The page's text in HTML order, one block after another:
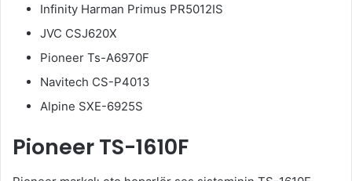
Infinity Harman Primus PR5012IS
JVC CSJ620X
Pioneer Ts-A6970F
Navitech CS-P4013
Alpine SXE-6925S
Pioneer TS-1610F